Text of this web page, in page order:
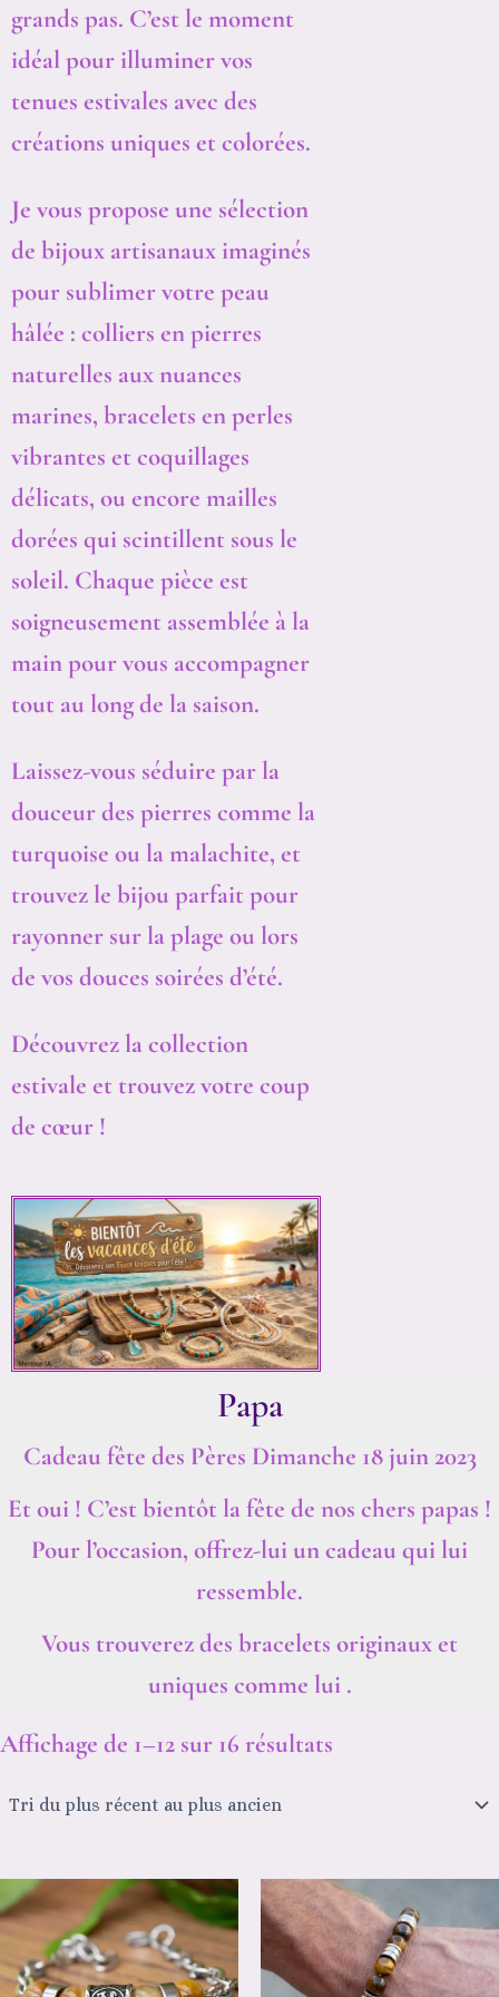
grands pas. C’est le moment
idéal pour illuminer vos
tenues estivales avec des
créations uniques et colorées.
Je vous propose une sélection
de bijoux artisanaux imaginés
pour sublimer votre peau
hâlée : colliers en pierres
naturelles aux nuances
marines, bracelets en perles
vibrantes et coquillages
délicats, ou encore mailles
dorées qui scintillent sous le
soleil. Chaque pièce est
soigneusement assemblée à la
main pour vous accompagner
tout au long de la saison.
Laissez-vous séduire par la
douceur des pierres comme la
turquoise ou la malachite, et
trouvez le bijou parfait pour
rayonner sur la plage ou lors
de vos douces soirées d’été.
Découvrez la collection
estivale et trouvez votre coup
de cœur !
Papa
Cadeau fête des Pères Dimanche 18 juin 2023
Et oui ! C’est bientôt la fête de nos chers papas !
Pour l’occasion, offrez-lui un cadeau qui lui
ressemble.
Vous trouverez des bracelets originaux et
uniques comme lui .
Affichage de 1–12 sur 16 résultats